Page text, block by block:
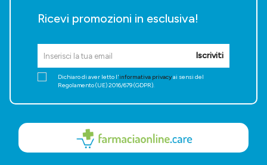
Ricevi promozioni in esclusiva!
Iscriviti
Dichiaro di aver letto l'informativa privacyai sensi del
Regolamento (UE) 2016/679 (GDPR).